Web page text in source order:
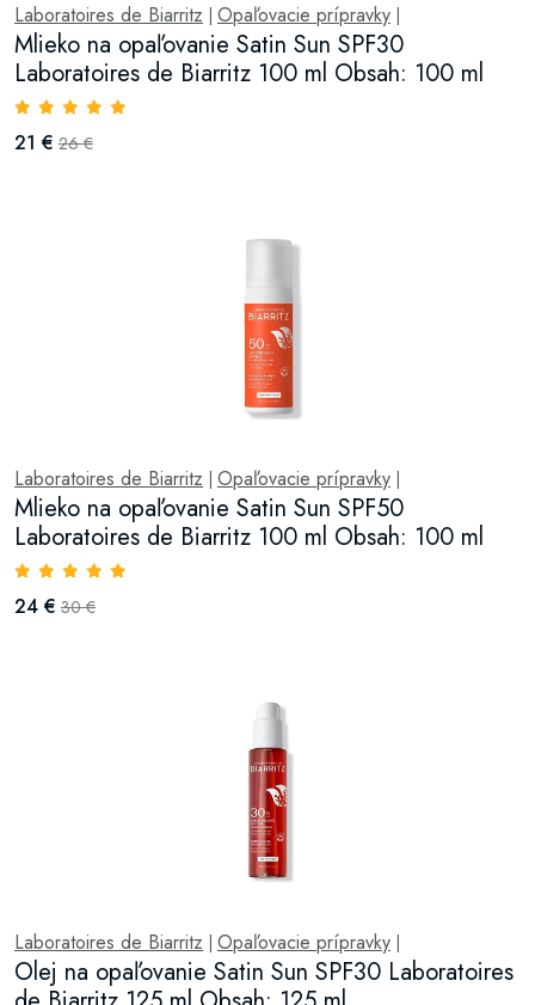
Laboratoires de Biarritz Opaľovacie prípravky
Mlieko na opaľovanie Satin Sun SPF30
Laboratoires de Biarritz 100 ml Obsah: 100 ml
21 € 26 €
Laboratoires de Biarritz Opaľovacie prípravky
Mlieko na opaľovanie Satin Sun SPF50
Laboratoires de Biarritz 100 ml Obsah: 100 ml
24 € 30 €
Laboratoires de Biarritz Opaľovacie prípravky
Olej na opaľovanie Satin Sun SPF30 Laboratoires